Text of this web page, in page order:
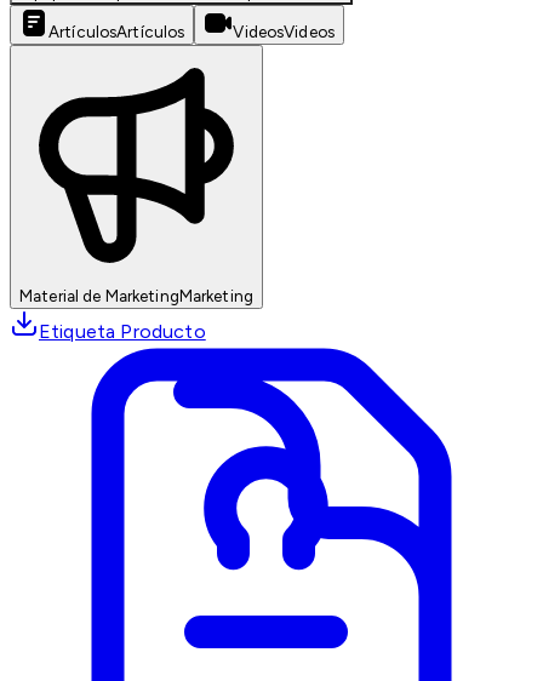
ArtículosArtículos VideosVideos
Material de MarketingMarketing
Etiqueta Producto